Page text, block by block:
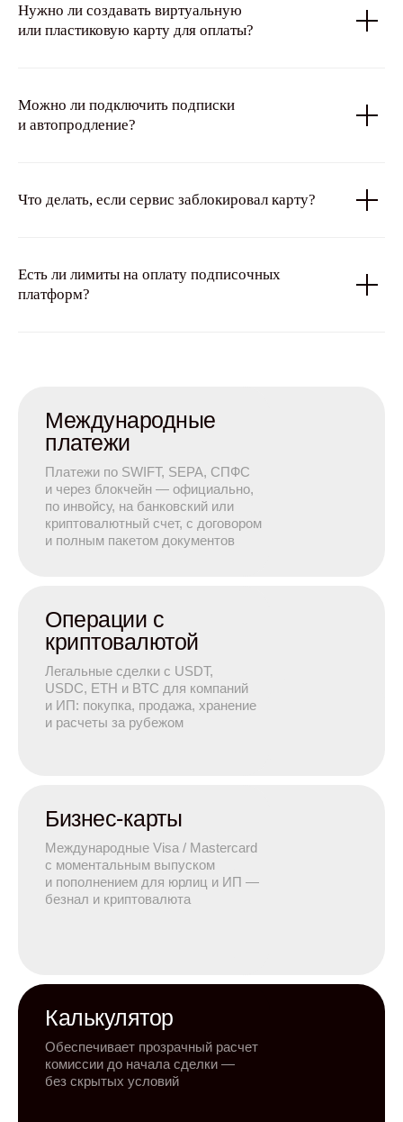
Нужно ли создавать виртуальную
или пластиковую карту для оплаты?
Можно ли подключить подписки
и автопродление?
Что делать, если сервис заблокировал карту?
Есть ли лимиты на оплату подписочных
платформ?
Международные
платежи
Платежи по SWIFT, SEPA, СПФС
и через блокчейн — официально,
по инвойсу, на банковский или
криптовалютный счет, с договором
и полным пакетом документов
Операции с
криптовалютой
Легальные сделки с USDT,
USDC, ETH и BTC для компаний
и ИП: покупка, продажа, хранение
и расчеты за рубежом
Бизнес-карты
Международные Visa / Mastercard
с моментальным выпуском
и пополнением для юрлиц и ИП —
безнал и криптовалюта
Калькулятор
Обеспечивает прозрачный расчет
комиссии до начала сделки —
без скрытых условий